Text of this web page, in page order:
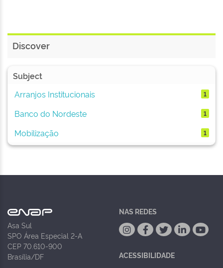
Discover
Subject
Arranjos Institucionais
1
Banco do Nordeste 1
Mobilização 1
Asa Sul
SPO Área Especial 2-A
CEP 70.610-900
Brasília/DF
NAS REDES
ACESSIBILIDADE